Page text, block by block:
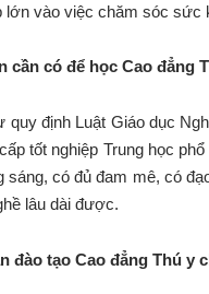
lớn vào việc chăm sóc sức
cần có để học Cao đẳng
quy định Luật Giáo dục
tốt nghiệp Trung học
sáng, có đủ đam mê, có
lâu dài được.
đào tạo Cao đẳng Thú y